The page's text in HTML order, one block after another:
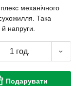
механічного
Така
напруги.
1 год.
Подарувати